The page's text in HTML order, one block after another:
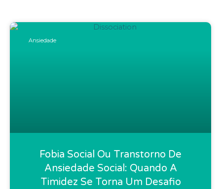
Ansiedade
Fobia Social Ou Transtorno De
Ansiedade Social: Quando A
Timidez Se Torna Um Desafio